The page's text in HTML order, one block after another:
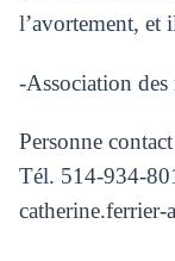
l’avortement, et
-Association
Personne
Tél. 514-934-
catherine.ferrier-